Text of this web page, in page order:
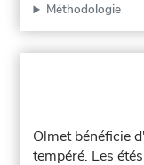
Méthodologie
Olmet bénéficie
tempéré. Les